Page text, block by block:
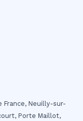
France, Neuilly-sur-
Porte Maillot,